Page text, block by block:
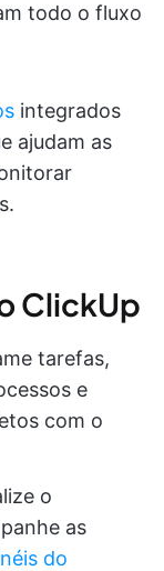
todo o fluxo
integrados
ajudam as
ClickUp
tarefas,
e
com o
o
as
do